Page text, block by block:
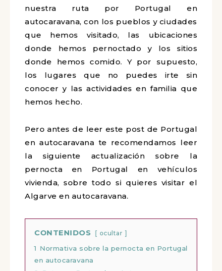
nuestra ruta por Portugal en
autocaravana, con los pueblos y
ciudades que hemos visitado, las
ubicaciones donde hemos pernoctado
y los sitios donde hemos comido. Y por
supuesto, los lugares que no puedes
irte sin conocer y las actividades en
familia que hemos hecho.
Pero antes de leer este post de
Portugal en autocaravana te
recomendamos leer la siguiente
actualización sobre la pernocta en
Portugal en vehículos vivienda, sobre
todo si quieres visitar el Algarve en
CONTENIDOS ocultar
1 Normativa sobre la pernocta en